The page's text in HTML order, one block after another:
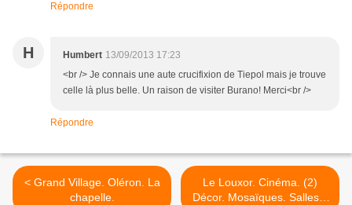
Répondre
H Humbert 13/09/2013 17:23
<br /> Je connais une aute crucifixion de Tiepol mais je trouve
celle là plus belle. Un raison de visiter Burano! Merci<br />
Répondre
< Grand Village. Oléron. La
chapelle.
Le Louxor. Cinéma. (2)
Décor. Mosaïques. Salles...